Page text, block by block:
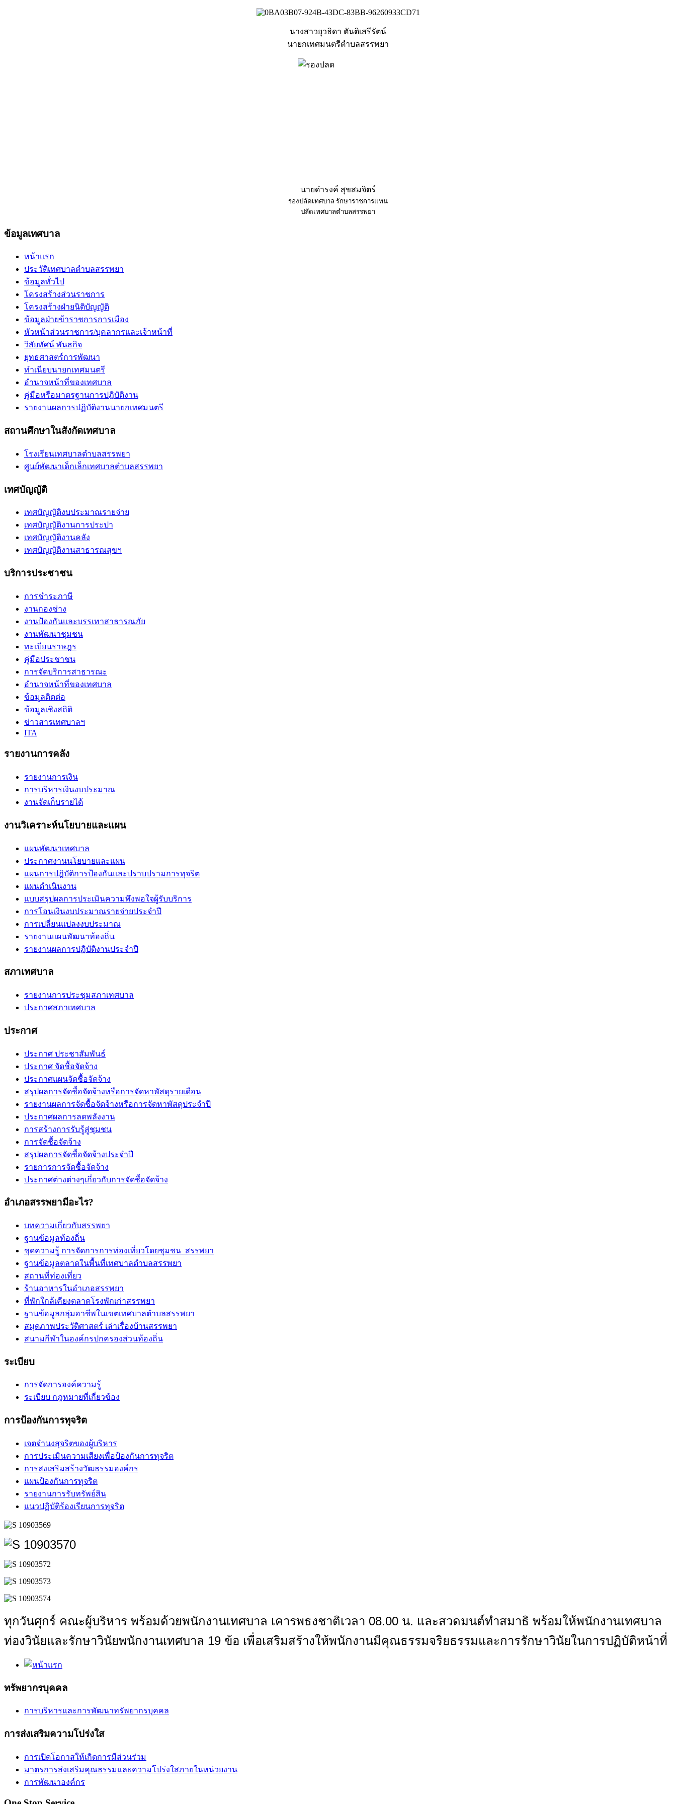
นางสาวยุวธิดา ตันติเสรีรัตน์
นายกเทศมนตรีตำบลสรรพยา
นายดำรงค์ สุขสมจิตร์
รองปลัดเทศบาล รักษาราชการแทน
ปลัดเทศบาลตำบลสรรพยา
ข้อมูลเทศบาล
หน้าแรก
ประวัติเทศบาลตำบลสรรพยา
ข้อมูลทั่วไป
โครงสร้างส่วนราชการ
โครงสร้างฝ่ายนิติบัญญัติ
ข้อมูลฝ่ายข้าราชการการเมือง
หัวหน้าส่วนราชการ/บุคลากรและเจ้าหน้าที่
วิสัยทัศน์ พันธกิจ
ยุทธศาสตร์การพัฒนา
ทำเนียบนายกเทศมนตรี
อำนาจหน้าที่ของเทศบาล
คู่มือหรือมาตรฐานการปฎิบัติงาน
รายงานผลการปฏิบัติงานนายกเทศมนตรี
สถานศึกษาในสังกัดเทศบาล
โรงเรียนเทศบาลตำบลสรรพยา
ศูนย์พัฒนาเด็กเล็กเทศบาลตำบลสรรพยา
เทศบัญญัติ
เทศบัญญัติงบประมาณรายจ่าย
เทศบัญญัติงานการประปา
เทศบัญญัติงานคลัง
เทศบัญญัติงานสาธารณสุขฯ
บริการประชาชน
การชำระภาษี
งานกองช่าง
งานป้องกันและบรรเทาสาธารณภัย
งานพัฒนาชุมชน
ทะเบียนราษฎร
คู่มือประชาชน
การจัดบริการสาธารณะ
อำนาจหน้าที่ของเทศบาล
ข้อมูลติดต่อ
ข้อมูลเชิงสถิติ
ข่าวสารเทศบาลฯ
ITA
รายงานการคลัง
รายงานการเงิน
การบริหารเงินงบประมาณ
งานจัดเก็บรายได้
งานวิเคราะห์นโยบายและแผน
แผนพัฒนาเทศบาล
ประกาศงานนโยบายและแผน
แผนการปฎิบัติการป้องกันและปราบปรามการทุจริต
แผนดำเนินงาน
แบบสรุปผลการประเมินความพึงพอใจผู้รับบริการ
การโอนเงินงบประมาณรายจ่ายประจำปี
การเปลี่ยนแปลงงบประมาณ
รายงานแผนพัฒนาท้องถิ่น
รายงานผลการปฏิบัติงานประจำปี
สภาเทศบาล
รายงานการประชุมสภาเทศบาล
ประกาศสภาเทศบาล
ประกาศ
ประกาศ ประชาสัมพันธ์
ประกาศ จัดชื้อจัดจ้าง
ประกาศแผนจัดชื้อจัดจ้าง
สรุปผลการจัดชื้อจัดจ้างหรือการจัดหาพัสดุรายเดือน
รายงานผลการจัดชื้อจัดจ้างหรือการจัดหาพัสดุประจำปี
ประกาศผลการลดพลังงาน
การสร้างการรับรู้สู่ชุมชน
การจัดชื้อจัดจ้าง
สรุปผลการจัดชื้อจัดจ้างประจำปี
รายการการจัดชื้อจัดจ้าง
ประกาศต่างต่างๆเกี่ยวกับการจัดชื้อจัดจ้าง
อำเภอสรรพยามีอะไร?
บทความเกี่ยวกับสรรพยา
ฐานข้อมูลท้องถิ่น
ชุดความรู้ การจัดการการท่องเที่ยวโดยชุมชน_สรรพยา
ฐานข้อมูลตลาดในพื้นที่เทศบาลตำบลสรรพยา
สถานที่ท่องเที่ยว
ร้านอาหารในอำเภอสรรพยา
ที่พักใกล้เคียงตลาดโรงพักเก่าสรรพยา
ฐานข้อมูลกลุ่มอาชีพในเขตเทศบาลตำบลสรรพยา
สมุดภาพประวัติศาสตร์ เล่าเรื่องบ้านสรรพยา
สนามกีฬาในองค์กรปกครองส่วนท้องถิ่น
ระเบียบ
การจัดการองค์ความรู้
ระเบียบ กฎหมายที่เกี่ยวข้อง
การป้องกันการทุจริต
เจตจำนงสุจริตของผู้บริหาร
การประเมินความเสียงเพื่อป้องกันการทุจริต
การสงเสริมสร้างวัฒธรรมองค์กร
แผนป้องกันการทุจริต
รายงานการรับทรัพย์สิน
แนวปฏิบัติร้องเรียนการทุจริต
ทุกวันศุกร์ คณะผู้บริหาร พร้อมด้วยพนักงานเทศบาล เคารพธงชาติเวลา 08.00 น. และสวดมนต์ทำสมาธิ พร้อมให้พนักงานเทศบาล
ท่องวินัยและรักษาวินัยพนักงานเทศบาล 19 ข้อ เพื่อเสริมสร้างให้พนักงานมีคุณธรรมจริยธรรมและการรักษาวินัยในการปฏิบัติหน้าที่
ทรัพยากรบุคคล
การบริหารและการพัฒนาทรัพยากรบุคคล
การส่งเสริมความโปร่งใส
การเปิดโอกาสให้เกิดการมีส่วนร่วม
มาตรการส่งเสริมคุณธรรมและความโปร่งใสภายในหน่วยงาน
การพัฒนาองค์กร